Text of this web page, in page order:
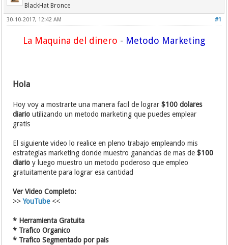
BlackHat Bronce
#1
30-10-2017, 12:42 AM
La Maquina del dinero - Metodo Marketing
Hola
Hoy voy a mostrarte una manera facil de lograr$100 dolares
diario utilizando un metodo marketing que puedes emplear
gratis
El siguiente video lo realice en pleno trabajo empleando mis
estrategias marketing donde muestro ganancias de mas de$100
diario y luego muestro un metodo poderoso que empleo
gratuitamente para lograr esa cantidad
Ver Video Completo:
>>YouTube<<
* Herramienta Gratuita
* Trafico Organico
* Trafico Segmentado por pais